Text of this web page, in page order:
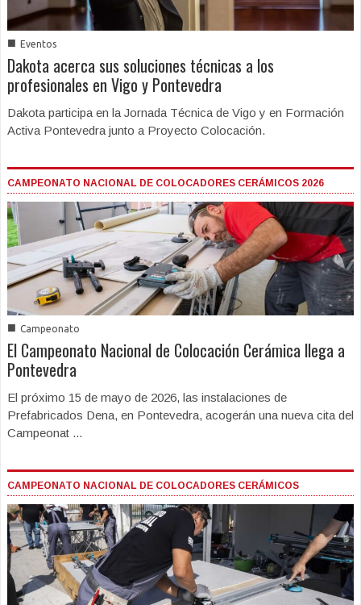
■ Eventos
Dakota acerca sus soluciones técnicas a los
profesionales en Vigo y Pontevedra
Dakota participa en la Jornada Técnica de Vigo y en Formación
Activa Pontevedra junto a Proyecto Colocación.
CAMPEONATO NACIONAL DE COLOCADORES CERÁMICOS 2026
■ Campeonato
El Campeonato Nacional de Colocación Cerámica llega a
Pontevedra
El próximo 15 de mayo de 2026, las instalaciones de
Prefabricados Dena, en Pontevedra, acogerán una nueva cita del
Campeonat ...
CAMPEONATO NACIONAL DE COLOCADORES CERÁMICOS